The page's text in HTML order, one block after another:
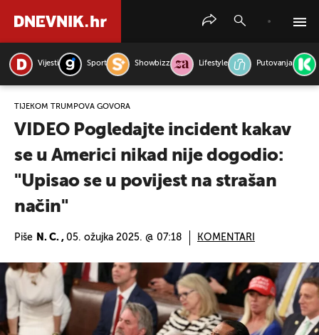
Vijesti Sport Showbizz Lifestyle Putovanja
TIJEKOM TRUMPOVA GOVORA
VIDEO Pogledajte incident kakav
se u Americi nikad nije dogodio:
"Upisao se u povijest na strašan
način"
Piše N. C. , 05. ožujka 2025. @ 07:18 KOMENTARI
PRETRAŽITE VIJESTI